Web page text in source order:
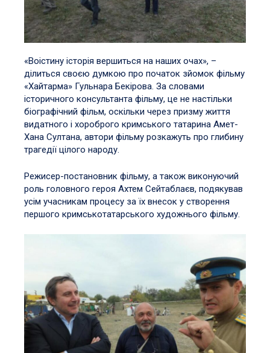
«Воістину історія вершиться на наших очах», –
ділиться своєю думкою про початок зйомок фільму
«Хайтарма» Гульнара Бекірова. За словами
історичного консультанта фільму, це не настільки
біографічний фільм, оскільки через призму життя
видатного і хороброго кримського татарина Амет-
Хана Султана, автори фільму розкажуть про глибину
трагедії цілого народу.
Режисер-постановник фільму, а також виконуючий
роль головного героя Ахтем Сейтаблаєв, подякував
усім учасникам процесу за їх внесок у створення
першого кримськотатарського художнього фільму.